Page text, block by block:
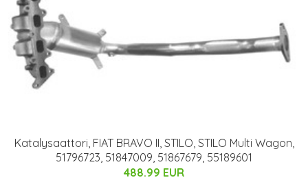
Katalysaattori, FIAT BRAVO II, STILO, STILO Multi Wagon,
51796723, 51847009, 51867679, 55189601
488.99 EUR